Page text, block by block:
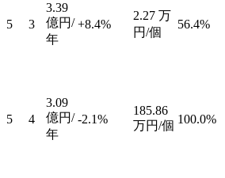
5 3
3.39
億円/
年
+8.4%
2.27 万
円/個
56.4%
5 4
3.09
億円/
年
-2.1%
185.86
万円/個 100.0%